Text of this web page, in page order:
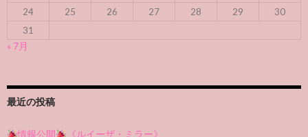
24
25 26 27 28 29
30
31
« 7月
最近の投稿
情報公開 《ルイーザ・ミラー》